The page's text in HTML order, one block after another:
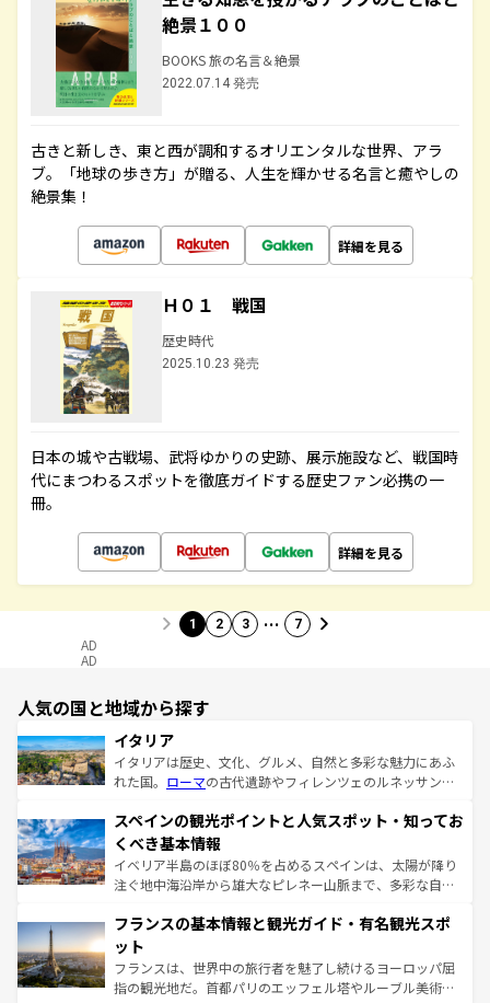
絶景１００
BOOKS 旅の名言＆絶景
2022.07.14 発売
古きと新しき、東と西が調和するオリエンタルな世界、アラ
ブ。「地球の歩き方」が贈る、人生を輝かせる名言と癒やしの
絶景集！
詳細を見る
Ｈ０１ 戦国
歴史時代
2025.10.23 発売
日本の城や古戦場、武将ゆかりの史跡、展示施設など、戦国時
代にまつわるスポットを徹底ガイドする歴史ファン必携の一
冊。
詳細を見る
1 2 3 … 7
AD
AD
人気の国と地域から探す
イタリア
イタリアは歴史、文化、グルメ、自然と多彩な魅力にあふ
れた国。 ローマの古代遺跡やフィレンツェのルネッサンス
ろん、トスカーナの美しい田園風景やアマルフィ海岸の絶
景など、自然景観も見逃せない。観光の合間には、本場の
ピザやパスタなど、絶品のイタリア料理を堪能することも
できる。朝目覚めてから夜眠るまで、すべての瞬間を楽し
なお、新着のイタリア情報はコンテンツ一覧を参照してほ
しい。
スペインの観光ポイントと人気スポット・知ってお
くべき基本情報
イベリア半島のほぼ80％を占めるスペインは、太陽が降り
注ぐ地中海沿岸から雄大なピレネー山脈まで、多彩な自然
文化が根付くこの国では、情熱的なフラメンコ、熱気あふ
れる闘牛、そして美味しいタパスが生活の一部となってい
る。首都マドリードの洗練された雰囲気や、バルセロナの
アートに溢れた街角から、地方では古代ローマ遺跡や中世
フランスの基本情報と観光ガイド・有名観光スポ
ット
フランスは、世界中の旅行者を魅了し続けるヨーロッパ屈
指の観光地だ。首都パリのエッフェル塔やルーブル美術館